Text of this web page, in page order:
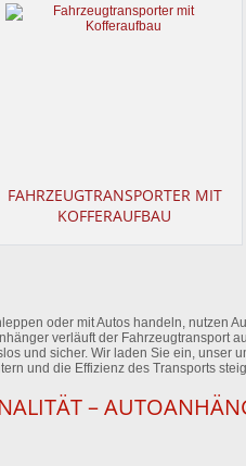
FAHRZEUGTRANSPORTER MIT
KOFFERAUFBAU
oder mit Autos handeln, nutzen
verläuft der Fahrzeugtransport
und sicher. Wir laden Sie ein, unser
und die Effizienz des Transports
–